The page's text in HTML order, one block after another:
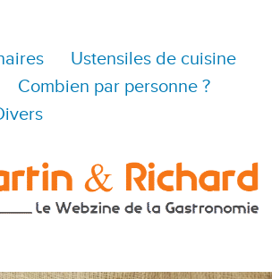
Ustensiles de cuisine
Combien par personne ?